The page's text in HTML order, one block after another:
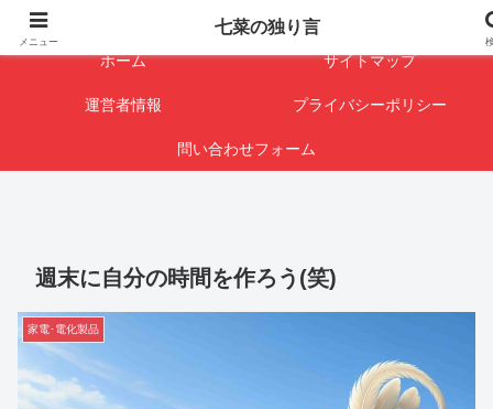
闇を暴けば･･･表になります
ホーム サイトマップ
運営者情報 プライバシーポリシー
問い合わせフォーム
週末に自分の時間を作ろう(笑)
家電･電化製品
メニュー
七菜の独り言